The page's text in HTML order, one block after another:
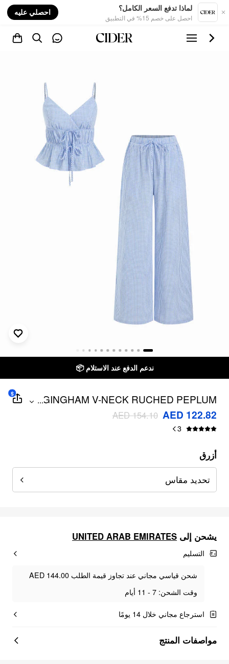
لماذا تدفع السعر الكامل؟
احصل على خصم 15% في التطبيق
احصلي عليه
ندعم الدفع عند الاستلام 📦
GINGHAM V-NECK RUCHED PEPLUM
TOP & MID RISE WIDE LEG TROUSERS
SET
...
AED 122.82
AED 154.10
3
$
أزرق
تحديد مقاس
يشحن إلى UNITED ARAB EMIRATES
التسليم
شحن قياسي مجاني عند تجاوز قيمة الطلب AED 144.00
وقت الشحن: 7 - 11 أيام
استرجاع مجاني خلال 14 يومًا
مواصفات المنتج